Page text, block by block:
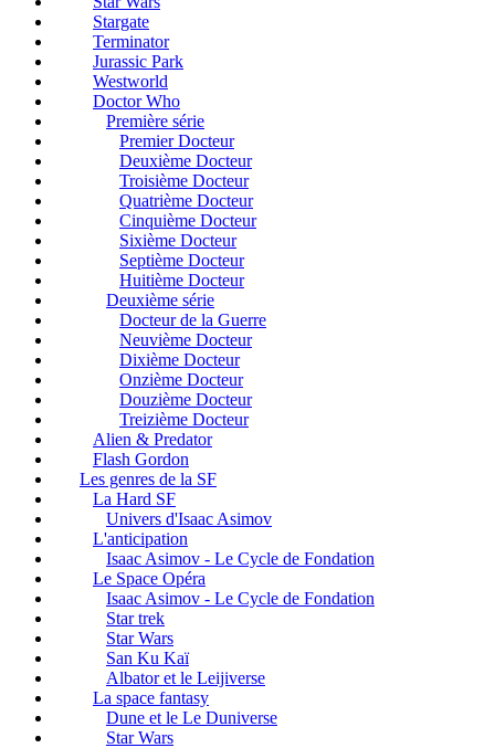
Stargate
Terminator
Jurassic Park
Westworld
Doctor Who
Première série
Premier Docteur
Deuxième Docteur
Troisième Docteur
Quatrième Docteur
Cinquième Docteur
Sixième Docteur
Septième Docteur
Huitième Docteur
Deuxième série
Docteur de la Guerre
Neuvième Docteur
Dixième Docteur
Onzième Docteur
Douzième Docteur
Treizième Docteur
Alien & Predator
Flash Gordon
Les genres de la SF
La Hard SF
Univers d'Isaac Asimov
L'anticipation
Isaac Asimov - Le Cycle de Fondation
Le Space Opéra
Isaac Asimov - Le Cycle de Fondation
Star trek
Star Wars
San Ku Kaï
Albator et le Leijiverse
La space fantasy
Dune et le Le Duniverse
Star Wars